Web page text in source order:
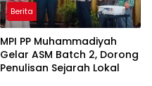
Berita
MPI PP Muhammadiyah
Gelar ASM Batch 2, Dorong
Penulisan Sejarah Lokal